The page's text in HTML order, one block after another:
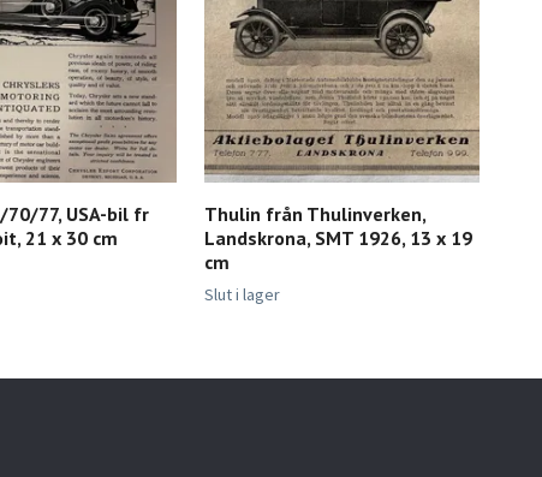
70/77, USA-bil fr
21 x 30 cm
Thulin från Thulinverken,
Landskrona, SMT 1926, 13 x 19
cm
Slut i lager